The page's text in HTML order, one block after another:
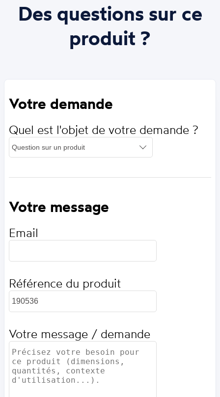
Des questions sur ce
produit ?
Votre demande
Quel est l'objet de votre demande ?
Votre message
Email
Référence du produit
Votre message / demande